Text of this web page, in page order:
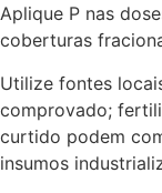
Aplique P nas
coberturas
Utilize fontes
comprovado;
curtido podem
insumos